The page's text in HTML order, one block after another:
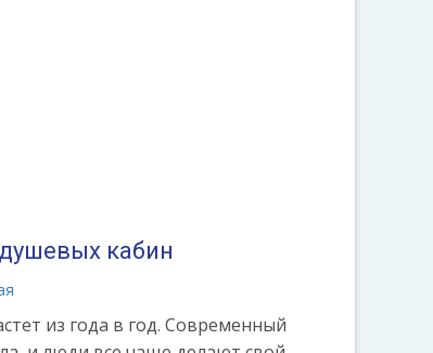
кабин
из года в год. Современный